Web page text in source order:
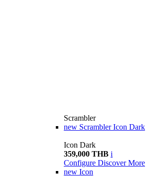
Scrambler
new Scrambler Icon Dark
Icon Dark
359,000 THB i
Configure Discover More
new Icon